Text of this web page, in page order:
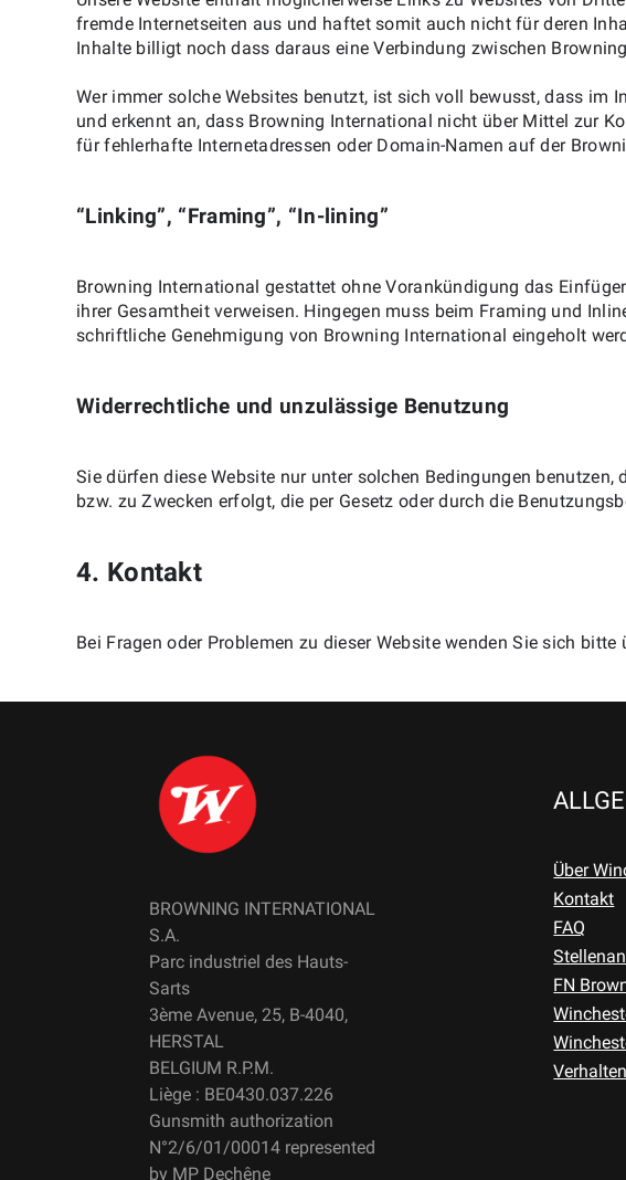
fremde Internetseiten aus und haftet somit auch nicht für deren
Inhalte billigt noch dass daraus eine Verbindung zwischen
Wer immer solche Websites benutzt, ist sich voll bewusst, dass im
und erkennt an, dass Browning International nicht über Mittel zur
für fehlerhafte Internetadressen oder Domain-Namen auf der
“Linking”, “Framing”, “In-lining”
Browning International gestattet ohne Vorankündigung das
ihrer Gesamtheit verweisen. Hingegen muss beim Framing und
schriftliche Genehmigung von Browning International eingeholt
Widerrechtliche und unzulässige Benutzung
Sie dürfen diese Website nur unter solchen Bedingungen
bzw. zu Zwecken erfolgt, die per Gesetz oder durch die
4. Kontakt
Bei Fragen oder Problemen zu dieser Website wenden Sie sich
BROWNING INTERNATIONAL
S.A.
Parc industriel des Hauts-
Sarts
3ème Avenue, 25, B-4040,
HERSTAL
BELGIUM R.P.M.
Liège : BE0430.037.226
Gunsmith authorization
N°2/6/01/00014 represented
by MP Dechêne
Über
Kontakt
FAQ
FN